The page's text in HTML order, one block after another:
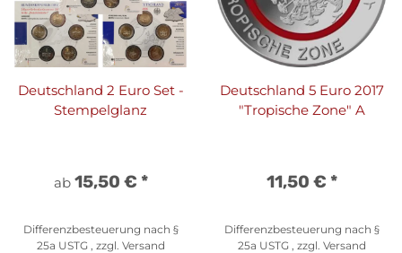
Deutschland 2 Euro Set -
Stempelglanz
ab 15,50 € *
Differenzbesteuerung nach §
25a USTG , zzgl. Versand
Deutschland 5 Euro 2017
"Tropische Zone" A
11,50 € *
Differenzbesteuerung nach §
25a USTG , zzgl. Versand